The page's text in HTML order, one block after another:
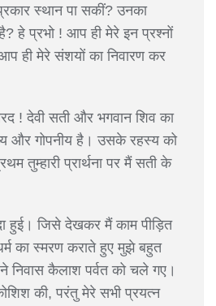
स्थान पा सकीं? उनका
है? हे प्रभो ! आप ही मेरे इन प्रश्नों
ही मेरे संशयों का निवारण कर
! देवी सती और भगवान शिव का
और गोपनीय है। उसके रहस्य को
तुम्हारी प्रार्थना पर मैं सती के
हुई। जिसे देखकर मैं काम पीड़ित
का स्मरण कराते हुए मुझे बहुत
निवास कैलाश पर्वत को चले गए।
की, परंतु मेरे सभी प्रयत्न